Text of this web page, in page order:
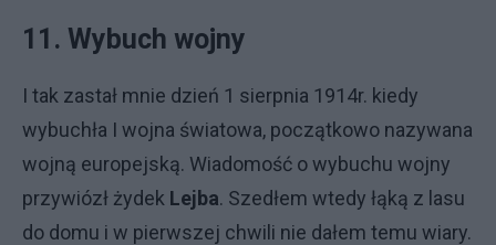
11. Wybuch wojny
I tak zastał mnie dzień 1 sierpnia 1914r. kiedy
wybuchła I wojna światowa, początkowo nazywana
wojną europejską. Wiadomość o wybuchu wojny
przywiózł żydek Lejba. Szedłem wtedy łąką z lasu
do domu i w pierwszej chwili nie dałem temu wiary.